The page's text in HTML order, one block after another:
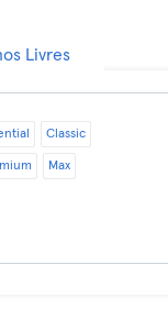
Livres
Classic
Max